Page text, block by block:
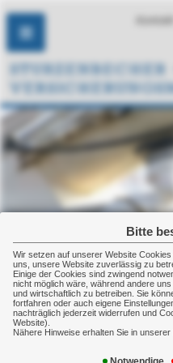
Bitte
Wir setzen auf unserer Website
uns, unsere Website zuverlässig zu
Einige der Cookies sind zwingend
nicht möglich wäre, während andere
und wirtschaftlich zu betreiben. Sie
fortfahren oder auch eigene
nachträglich jederzeit widerrufen und
Website).
Nähere Hinweise erhalten Sie in
Kontakt